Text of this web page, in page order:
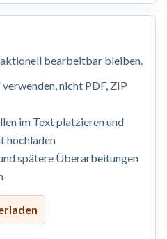
bearbeitbar bleiben.
nicht PDF, ZIP
im Text platzieren und
hochladen
spätere Überarbeitungen